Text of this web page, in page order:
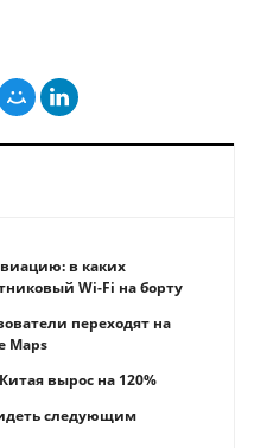
в Казахстане проиндексируют
в каких
Wi-Fi на борту
переходят на
Maps
вырос на 120%
следующим